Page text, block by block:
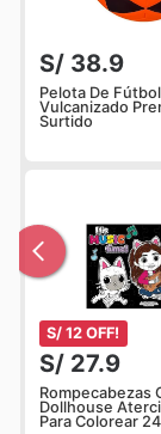
S/ 38.9
Pelota De
Vulcanizado
Surtido
S/ 12 OFF!
S/ 27.9
Rompecabezas
Dollhouse
Para Colorear